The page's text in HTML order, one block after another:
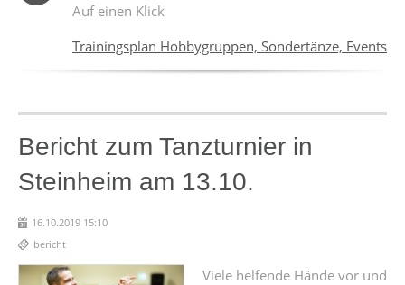
Auf einen Klick
Trainingsplan Hobbygruppen, Sondertänze, Events
Bericht zum Tanzturnier in
Steinheim am 13.10.
16.10.2019 15:10
bericht
Viele helfende Hände vor und